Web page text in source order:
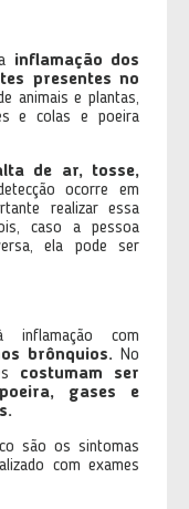
inflamação dos
presentes no
animais e plantas,
e colas e poeira
de ar, tosse,
ocorre em
realizar essa
caso a pessoa
ela pode ser
com
brônquios. No
costumam ser
gases e
são os sintomas
com exames